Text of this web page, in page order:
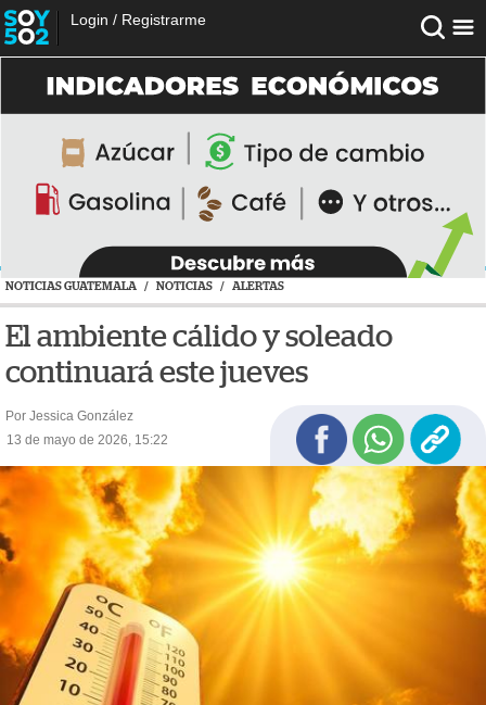
Login / Registrarme
NOTICIAS GUATEMALA / NOTICIAS / ALERTAS
El ambiente cálido y soleado
continuará este jueves
Por Jessica González
13 de mayo de 2026, 15:22